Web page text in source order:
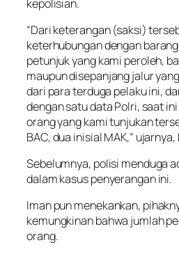
kepolisian.
“Dari keterangan (saksi)
keterhubungan dengan
petunjuk yang kami peroleh,
maupun disepanjang jalur
dari para terduga pelaku ini,
dengan satu data Polri, saat
orang yang kami tunjukan
BAC, dua inisial MAK,”
Sebelumnya, polisi menduga
dalam kasus penyerangan ini.
Iman pun menekankan,
kemungkinan bahwa jumlah
orang.